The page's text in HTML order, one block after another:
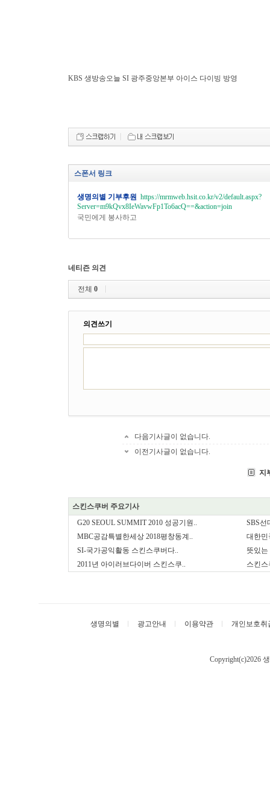
KBS 생방송오늘 SI 광주중앙본부 아이스 다이빙 방영
스폰서 링크
생명의별 기부후원 https://mrmweb.hsit.co.kr/v2/default.aspx?
Server=m9kQvx8IeWavwFp1To6acQ==&action=join
국민에게 봉사하고
네티즌 의견
전체 0
의견쓰기
다음기사글이 없습니다.
이전기사글이 없습니다.
지
스킨스쿠버 주요기사
G20 SEOUL SUMMIT 2010 성공기원..
SBS선
MBC공감특별한세상 2018평창동계..
대한민
SI-국가공익활동 스킨스쿠버다..
뜻있
2011년 아이러브다이버 스킨스쿠..
스킨
생명의별 광고안내 이용약관 개인보호취
Copyright(c)2026